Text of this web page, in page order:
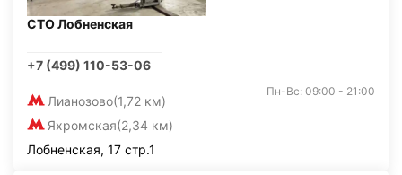
СТО Лобненская
+7 (499) 110-53-06
Лианозово(1,72 км)
Яхромская(2,34 км)
Пн-Вс: 09:00 - 21:00
Лобненская, 17 стр.1